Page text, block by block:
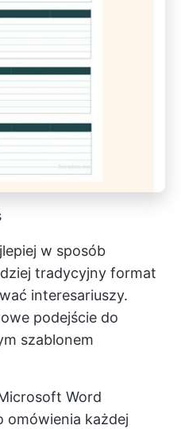
w sposób
tradycyjny format
interesariuszy.
podejście do
szablonem
Word
omówienia każdej